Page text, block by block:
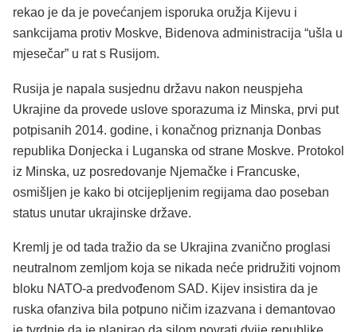
rekao je da je povećanjem isporuka oružja Kijevu i
sankcijama protiv Moskve, Bidenova administracija “ušla u
mjesečar” u rat s Rusijom.
Rusija je napala susjednu državu nakon neuspjeha
Ukrajine da provede uslove sporazuma iz Minska, prvi put
potpisanih 2014. godine, i konačnog priznanja Donbas
republika Donjecka i Luganska od strane Moskve. Protokol
iz Minska, uz posredovanje Njemačke i Francuske,
osmišljen je kako bi otcijepljenim regijama dao poseban
status unutar ukrajinske države.
Kremlj je od tada tražio da se Ukrajina zvanično proglasi
neutralnom zemljom koja se nikada neće pridružiti vojnom
bloku NATO-a predvođenom SAD. Kijev insistira da je
ruska ofanziva bila potpuno ničim izazvana i demantovao